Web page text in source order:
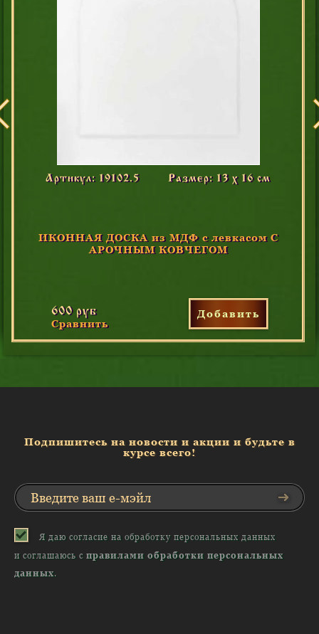
Артикул: 19102.5 Размер: 13 х 16 см
ИКОННАЯ ДОСКА из МДФ с левкасом С
АРОЧНЫМ КОВЧЕГОМ
600 руб
Сравнить
Добавить
Подпишитесь на новости и акции и будьте в
курсе всего!
Я даю согласие на обработку персональных данных
и соглашаюсь с правилами обработки персональных
данных.